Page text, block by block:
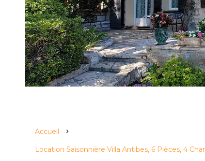
Accueil
Location Saisonnière Villa Antibes, 6 Pièces, 4